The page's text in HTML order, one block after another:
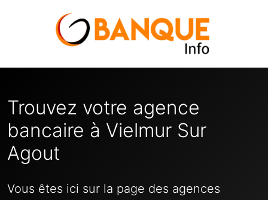
Trouvez votre agence
bancaire à Vielmur Sur
Agout
Vous êtes ici sur la page des agences